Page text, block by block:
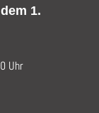
1.
Uhr